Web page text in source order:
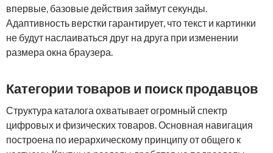
впервые, базовые действия займут секунды.
Адаптивность верстки гарантирует, что текст и картинки
не будут наслаиваться друг на друга при изменении
размера окна браузера.
Категории товаров и поиск продавцов
Структура каталога охватывает огромный спектр
цифровых и физических товаров. Основная навигация
построена по иерархическому принципу от общего к